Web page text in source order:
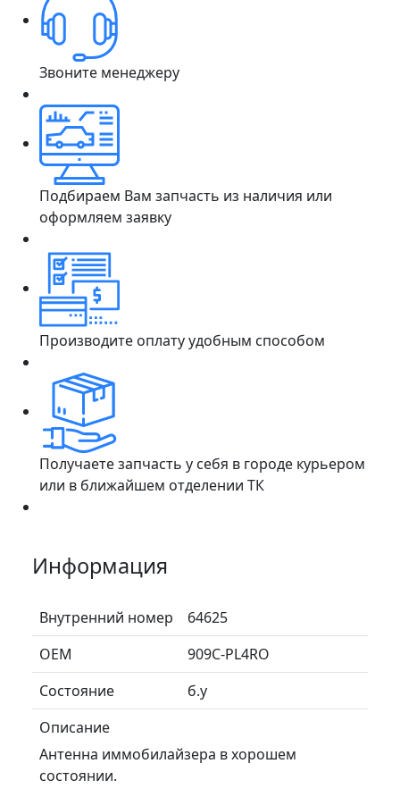
Звоните менеджеру
Подбираем Вам запчасть из наличия или
оформляем заявку
Производите оплату удобным способом
Получаете запчасть у себя в городе курьером
или в ближайшем отделении ТК
Информация
Внутренний номер
64625
ОЕМ
909C-PL4RO
Состояние
б.у
Описание
Антенна иммобилайзера в хорошем
состоянии.